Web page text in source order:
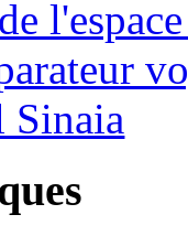
Sinaia